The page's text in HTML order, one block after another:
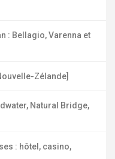
: Bellagio, Varenna et
Zélande]
Natural Bridge,
: hôtel, casino,